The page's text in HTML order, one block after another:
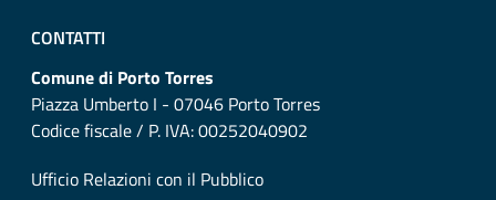
CONTATTI
Comune di Porto Torres
Piazza Umberto I - 07046 Porto Torres
Codice fiscale / P. IVA: 00252040902
Ufficio Relazioni con il Pubblico